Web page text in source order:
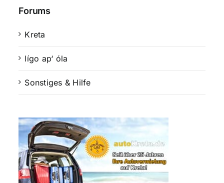
Forums
Kreta
lígo ap‘ óla
Sonstiges & Hilfe